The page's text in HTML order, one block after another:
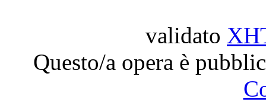
validato
Questo/a opera è